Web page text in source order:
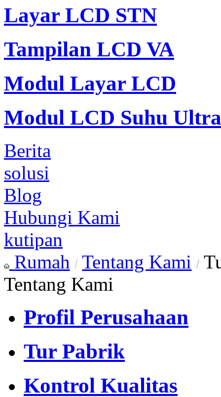
Layar LCD STN
Tampilan LCD VA
Modul Layar LCD
Modul LCD Suhu
Berita
solusi
Blog
Hubungi Kami
kutipan
Rumah
Tentang Kami
Tentang Kami
Profil Perusahaan
Tur Pabrik
Kontrol Kualitas